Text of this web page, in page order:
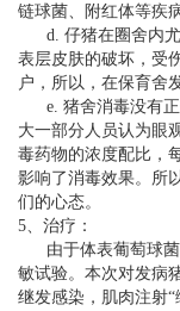
链球菌、附红体等疾
d. 仔猪在圈舍内尤
表层皮肤的破坏，受
户，所以，在保育舍
e. 猪舍消毒没有正
大一部分人员认为眼
毒药物的浓度配比，
影响了消毒效果。所
们的心态。
5、治疗：
由于体表葡萄球菌
敏试验。本次对发病
继发感染，肌肉注射